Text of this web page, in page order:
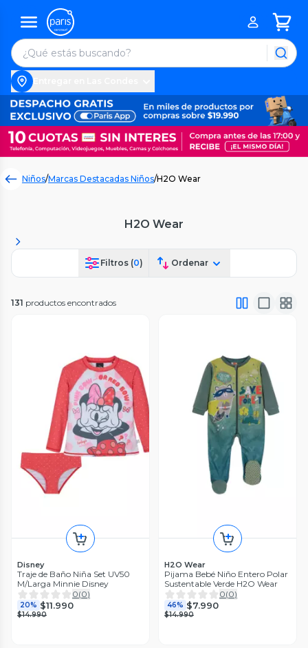
Niños/Marcas Destacadas Niños/H2O Wear
H2O Wear
Filtros (0) Ordenar
131 productos encontrados
Disney
Traje de Baño Niña Set UV50
M/Larga Minnie Disney
0(0)
20% $11.990
$14.990
H2O Wear
Pijama Bebé Niño Entero Polar
Sustentable Verde H2O Wear
0(0)
46% $7.990
$14.990